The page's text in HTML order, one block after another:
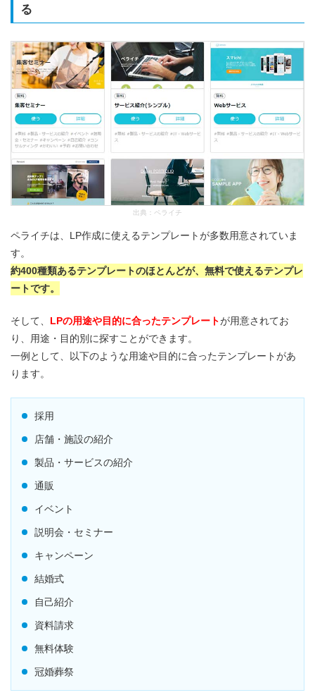
る
出典： ペライチ
ペライチは、LP作成に使えるテンプレートが多数用意されていま
す。
約400種類あるテンプレートのほとんどが、無料で使えるテンプレ
ートです。
そして、 LPの用途や目的に合ったテンプレートが用意されてお
り、用途・目的別に探すことができます。
一例として、以下のような用途や目的に合ったテンプレートがあ
ります。
採用
店舗・施設の紹介
製品・サービスの紹介
通販
イベント
説明会・セミナー
キャンペーン
結婚式
自己紹介
資料請求
無料体験
冠婚葬祭